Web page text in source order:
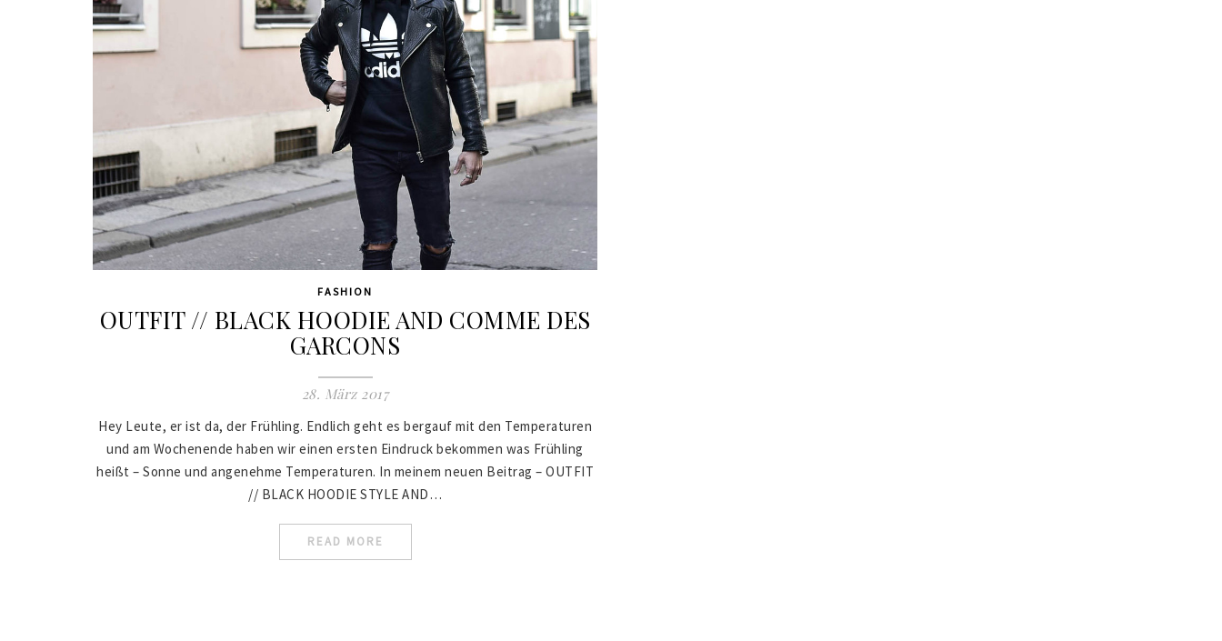
FASHION
OUTFIT // BLACK HOODIE AND COMME DES
GARCONS
28. März 2017
Hey Leute, er ist da, der Frühling. Endlich geht es bergauf mit den Temperaturen
und am Wochenende haben wir einen ersten Eindruck bekommen was Frühling
heißt – Sonne und angenehme Temperaturen. In meinem neuen Beitrag – OUTFIT
// BLACK HOODIE STYLE AND…
READ MORE